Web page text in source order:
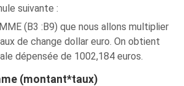
suivante :
(B3 :B9) que nous allons multiplier
de change dollar euro. On obtient
dépensée de 1002,184 euros.
(montant*taux)